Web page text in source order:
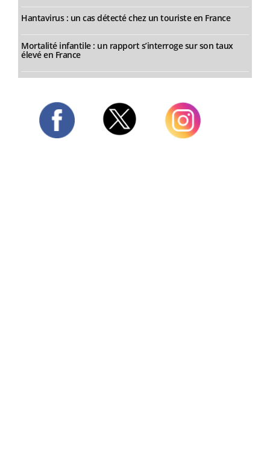
Hantavirus : un cas détecté chez un touriste en France
Mortalité infantile : un rapport s’interroge sur son taux
élevé en France